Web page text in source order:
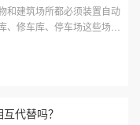
和建筑场所都必须装置自动
、修车库、停车场这些场
代替吗？